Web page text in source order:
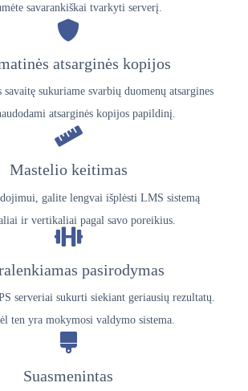
savarankiškai tvarkyti serverį.
atsarginės kopijos
sukuriame svarbių duomenų atsargines
atsarginės kopijos papildinį.
Mastelio keitimas
galite lengvai išplėsti LMS sistemą
ir vertikaliai pagal savo poreikius.
pasirodymas
serveriai sukurti siekiant geriausių rezultatų.
ten yra mokymosi valdymo sistema.
Suasmenintas